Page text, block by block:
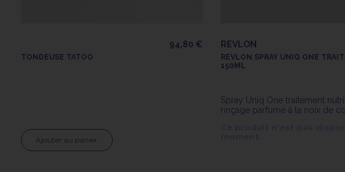
94,80 €
TONDEUSE TATOO
Ajouter au panier
REVLON
REVLON SPRAY UNIQ ONE
150ML
Spray Uniq One traitement
rinçage parfumé à la noix de
200ml